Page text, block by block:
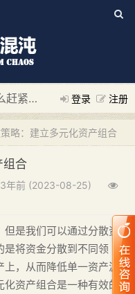
登录 注册
如果您觉得本站非常有看点，那么赶紧使用Ctrl+D 收藏我们吧
新添加量子混沌系统板块，欢迎大家访问！
---“量子混沌系
略：建立多元化资产组合
组合
3年前 (2023-08-25)
但是我们可以通过分散资
是将资金分散到不同领
，从而降低单一资产波
资产组合是一种有效的